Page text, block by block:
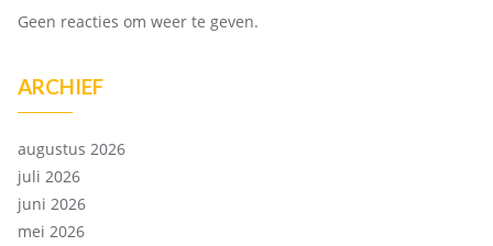
Geen reacties om weer te geven.
ARCHIEF
augustus 2026
juli 2026
juni 2026
mei 2026